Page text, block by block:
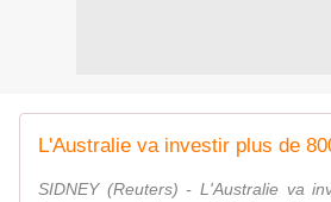
SIDNEY (Reuters) - L'Australie va